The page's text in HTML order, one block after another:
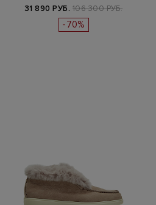
31 890 РУБ. 106 300 РУБ.
-70%